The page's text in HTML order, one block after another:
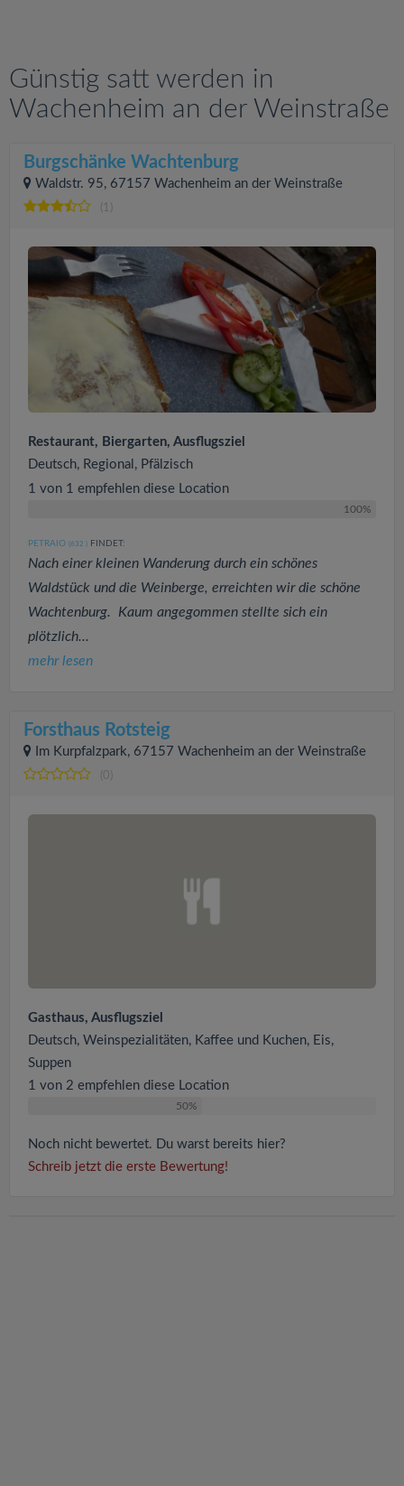
Günstig satt werden in
Wachenheim an der Weinstraße
Burgschänke Wachtenburg
Waldstr. 95, 67157 Wachenheim an der Weinstraße
(1)
Restaurant, Biergarten, Ausflugsziel
Deutsch, Regional, Pfälzisch
1 von 1 empfehlen diese Location
100%
PETRAIO (632 ) FINDET:
Nach einer kleinen Wanderung durch ein schönes
Waldstück und die Weinberge, erreichten wir die schöne
Wachtenburg. Kaum angegommen stellte sich ein
plötzlich...
mehr lesen
Forsthaus Rotsteig
Im Kurpfalzpark, 67157 Wachenheim an der Weinstraße
(0)
Gasthaus, Ausflugsziel
Deutsch, Weinspezialitäten, Kaffee und Kuchen, Eis,
Suppen
1 von 2 empfehlen diese Location
50%
Noch nicht bewertet. Du warst bereits hier?
Schreib jetzt die erste Bewertung!